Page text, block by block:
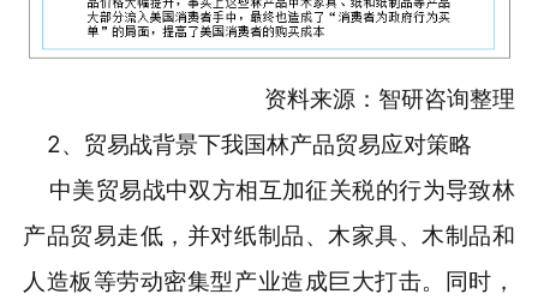
资料来源：智研咨询整理
2、贸易战背景下我国林产品贸易应对策略
中美贸易战中双方相互加征关税的行为导致林
产品贸易走低，并对纸制品、木家具、木制品和
人造板等劳动密集型产业造成巨大打击。同时，